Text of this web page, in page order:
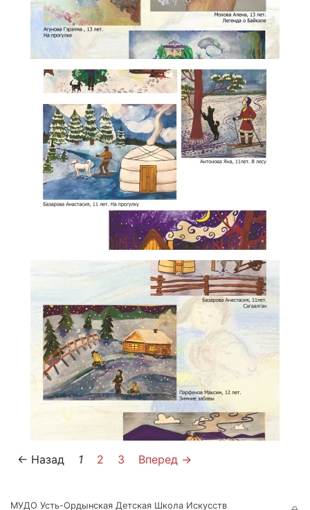
← Назад 1 2 3 Вперед →
МУДО Усть-Ордынская Детская Школа Искусств